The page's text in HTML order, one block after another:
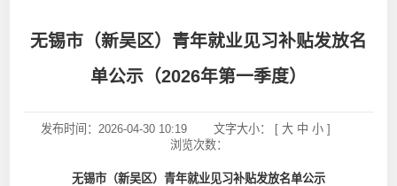
无锡市（新吴区）青年就业见习补贴发放名
单公示（2026年第一季度）
发布时间： 2026-04-30 10:19 文字大小： [ 大 中 小]
浏览次数：
无锡市（新吴区）青年就业见习补贴发放名单公示